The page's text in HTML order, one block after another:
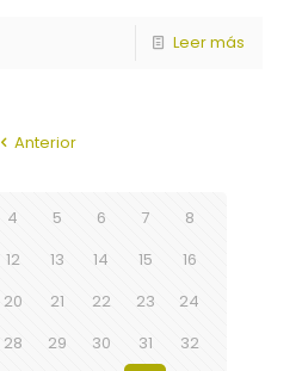
Leer más
Anterior
4 5 6 7
8
12 13 14 15
16
20 21 22 23
24
28 29 30 31
32